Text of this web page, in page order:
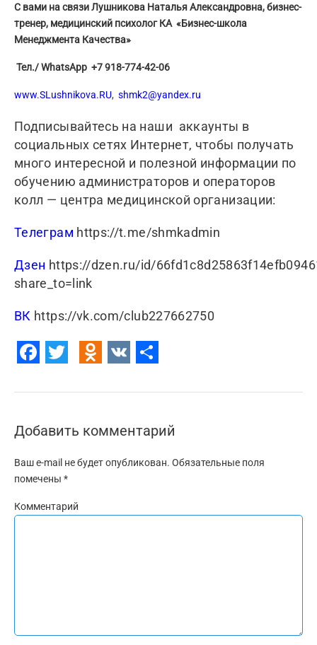
С вами на связи Лушникова Наталья Александровна, бизнес-
тренер, медицинский психолог КА «Бизнес-школа
Менеджмента Качества»
Тел./ WhatsApp +7 918-774-42-06
www.SLushnikova.RU, shmk2@yandex.ru
Подписывайтесь на наши аккаунты в
социальных сетях Интернет, чтобы получать
много интересной и полезной информации по
обучению администраторов и операторов
колл — центра медицинской организации:
Телеграм https://t.me/shmkadmin
Дзен https://dzen.ru/id/
share_to=link
ВК https://vk.com/club227662750
Добавить комментарий
Ваш e-mail не будет опубликован. Обязательные поля
помечены *
Комментарий